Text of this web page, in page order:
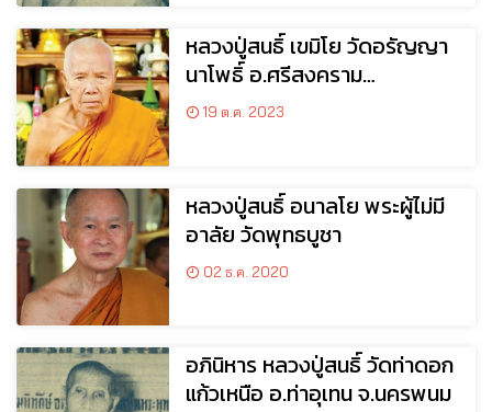
หลวงปู่สนธิ์ เขมิโย วัดอรัญญา
นาโพธิ์ อ.ศรีสงคราม
จ.นครพนม
19 ต.ค. 2023
หลวงปู่สนธิ์ อนาลโย พระผู้ไม่มี
อาลัย วัดพุทธบูชา
02 ธ.ค. 2020
อภินิหาร หลวงปู่สนธิ์ วัดท่าดอก
แก้วเหนือ อ.ท่าอุเทน จ.นครพนม